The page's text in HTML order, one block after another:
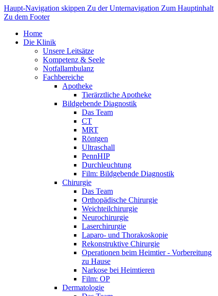
Haupt-Navigation skippen Zu der Unternavigation Zum Hauptinhalt
Zu dem Footer
Home
Die Klinik
Unsere Leitsätze
Kompetenz & Seele
Notfallambulanz
Fachbereiche
Apotheke
Tierärztliche Apotheke
Bildgebende Diagnostik
Das Team
CT
MRT
Röntgen
Ultraschall
PennHIP
Durchleuchtung
Film: Bildgebende Diagnostik
Chirurgie
Das Team
Orthopädische Chirurgie
Weichteilchirurgie
Neurochirurgie
Laserchirurgie
Laparo- und Thorakoskopie
Rekonstruktive Chirurgie
Operationen beim Heimtier - Vorbereitung
zu Hause
Narkose bei Heimtieren
Film: OP
Dermatologie